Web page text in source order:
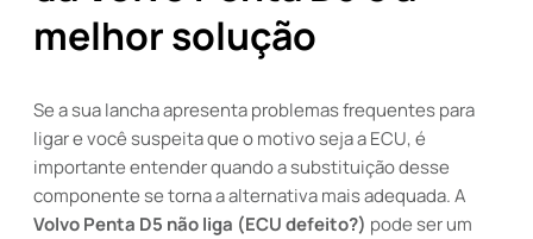
melhor solução
Se a sua lancha apresenta problemas frequentes para
ligar e você suspeita que o motivo seja a ECU, é
importante entender quando a substituição desse
componente se torna a alternativa mais adequada. A
Volvo Penta D5 não liga (ECU defeito?) pode ser um